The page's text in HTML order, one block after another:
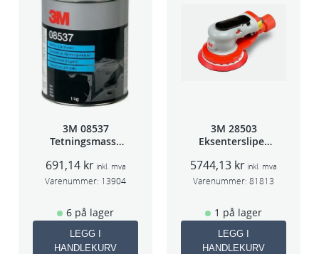
3M 08537
Tetningsmasse
691,14 kr inkl. mva
Varenummer: 13904
6 på lager
LEGG I
HANDLEKURV
3M 28503
Eksentersliper
5mm slag
75mm
5744,13 kr inkl. mva
Varenummer: 81813
1 på lager
LEGG I
HANDLEKURV